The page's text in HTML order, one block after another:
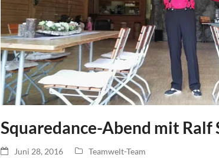
Squaredance-Abend mit
Juni 28, 2016 Teamwelt-Team